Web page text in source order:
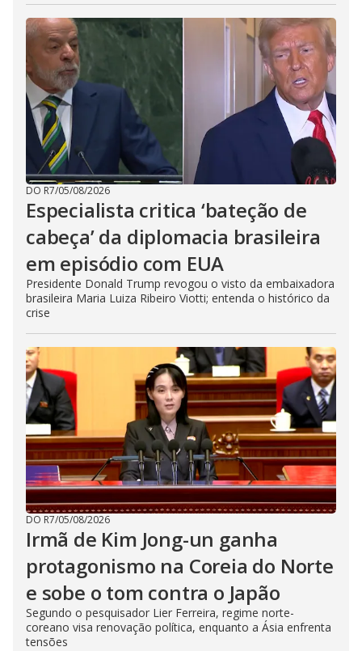
DO R7/05/08/2026
Especialista critica ‘bateção de
cabeça’ da diplomacia brasileira
em episódio com EUA
Presidente Donald Trump revogou o visto da embaixadora
brasileira Maria Luiza Ribeiro Viotti; entenda o histórico da
crise
DO R7/05/08/2026
Irmã de Kim Jong-un ganha
protagonismo na Coreia do Norte
e sobe o tom contra o Japão
Segundo o pesquisador Lier Ferreira, regime norte-
coreano visa renovação política, enquanto a Ásia enfrenta
tensões